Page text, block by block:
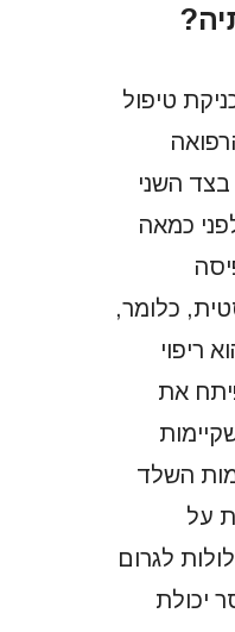
טיפול
השני
כמאה
כלומר,
ריפוי
את
השלד
על
לגרום
יכולת